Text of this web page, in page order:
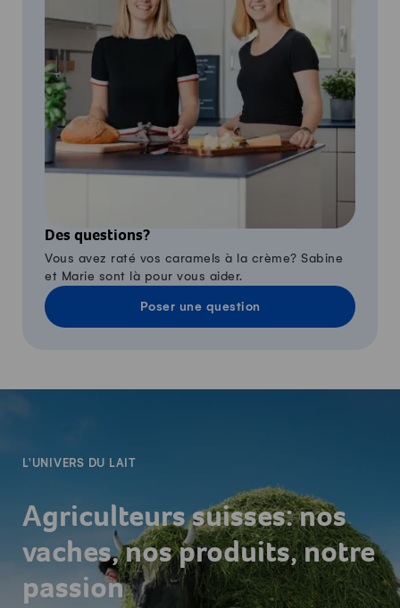
Des questions?
Vous avez raté vos caramels à la crème? Sabine
et Marie sont là pour vous aider.
Poser une question
L'UNIVERS DU LAIT
Agriculteurs suisses: nos
vaches, nos produits, notre
passion